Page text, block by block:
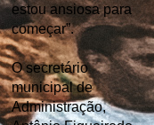
estou ansiosa para
começar”.
O secretário
municipal de
Administração,